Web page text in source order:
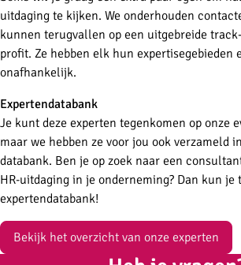
uitdaging te kijken. We onderhouden
kunnen terugvallen op een uitgebreide
profit. Ze hebben elk hun expertisegebieden
onafhankelijk.
Expertendatabank
Je kunt deze experten tegenkomen op onze
maar we hebben ze voor jou ook verzameld
databank. Ben je op zoek naar een
HR-uitdaging in je onderneming? Dan kun je
expertendatabank!
Bekijk het overzicht van onze experten